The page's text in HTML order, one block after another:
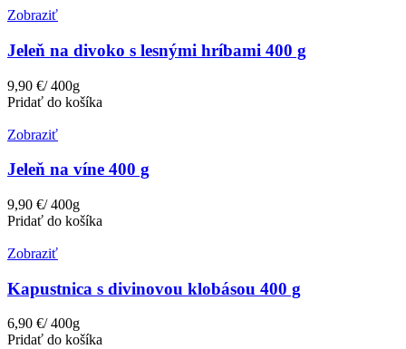
Zobraziť
Jeleň na divoko s lesnými hríbami 400 g
9,90 €/ 400g
Pridať do košíka
Zobraziť
Jeleň na víne 400 g
9,90 €/ 400g
Pridať do košíka
Zobraziť
Kapustnica s divinovou klobásou 400 g
6,90 €/ 400g
Pridať do košíka